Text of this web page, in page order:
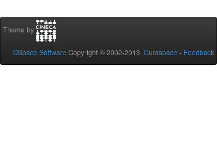
Theme by
DSpace Software Copyright © 2002-2013 Duraspace - Feedback